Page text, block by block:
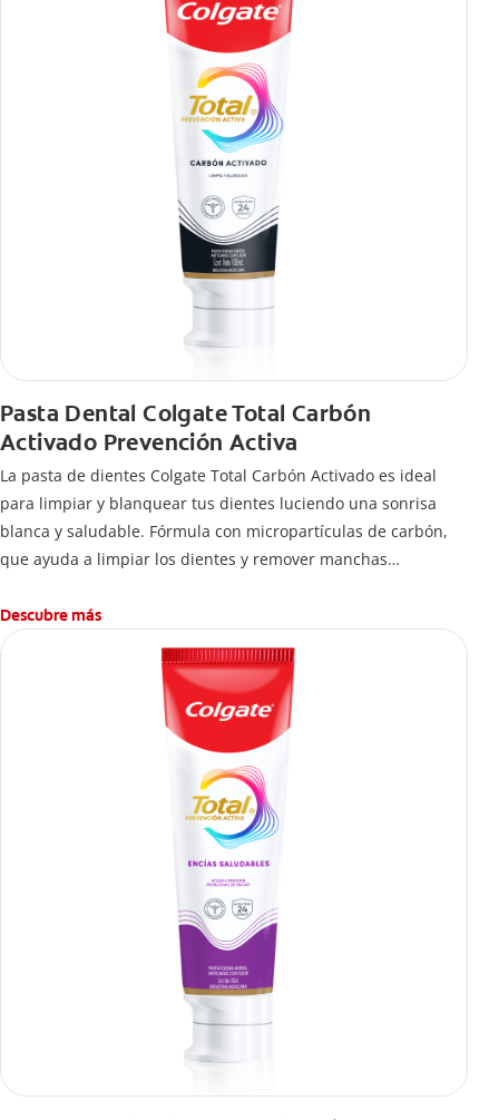
Pasta Dental Colgate Total Carbón
Activado Prevención Activa
La pasta de dientes Colgate Total Carbón Activado es ideal
para limpiar y blanquear tus dientes luciendo una sonrisa
blanca y saludable. Fórmula con micropartículas de carbón,
que ayuda a limpiar los dientes y remover manchas
¿Qué hace el carbón activado en una pasta dental y por qué
se usa para ayudar a remover manchas superficiales?
También encontrarás cómo incluirla en tu rutina, en casa o de
viaje, con tips de cepillado para una sonrisa sana.
Descubre más